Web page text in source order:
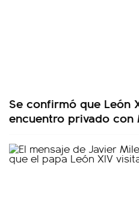
Se confirmó que León
encuentro privado con